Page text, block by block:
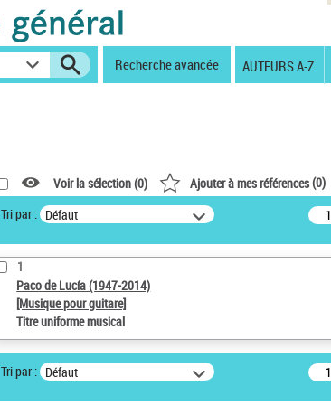
Recherche avancée AUTEURS A-Z
Voir la sélection (0) Ajouter à mes références(0)
Tri par : Défaut
1
Paco de Lucía (1947-2014)
[Musique pour guitare]
Titre uniforme musical
Tri par : Défaut